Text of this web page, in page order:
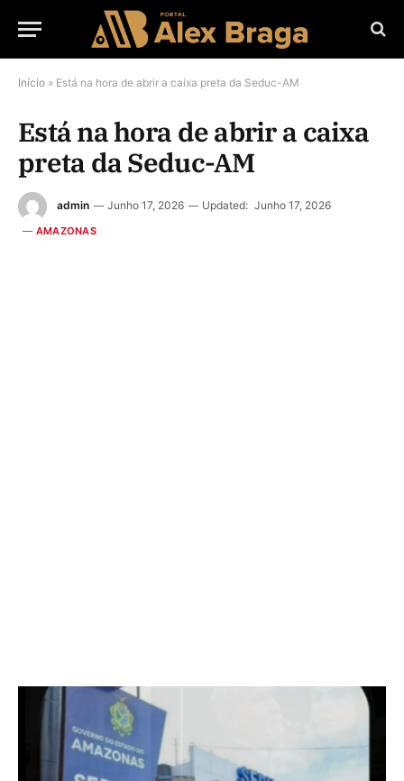
Início » Está na hora de abrir a caixa preta da Seduc-AM
Está na hora de abrir a caixa
preta da Seduc-AM
admin Junho 17, 2026 Updated: Junho 17, 2026
AMAZONAS